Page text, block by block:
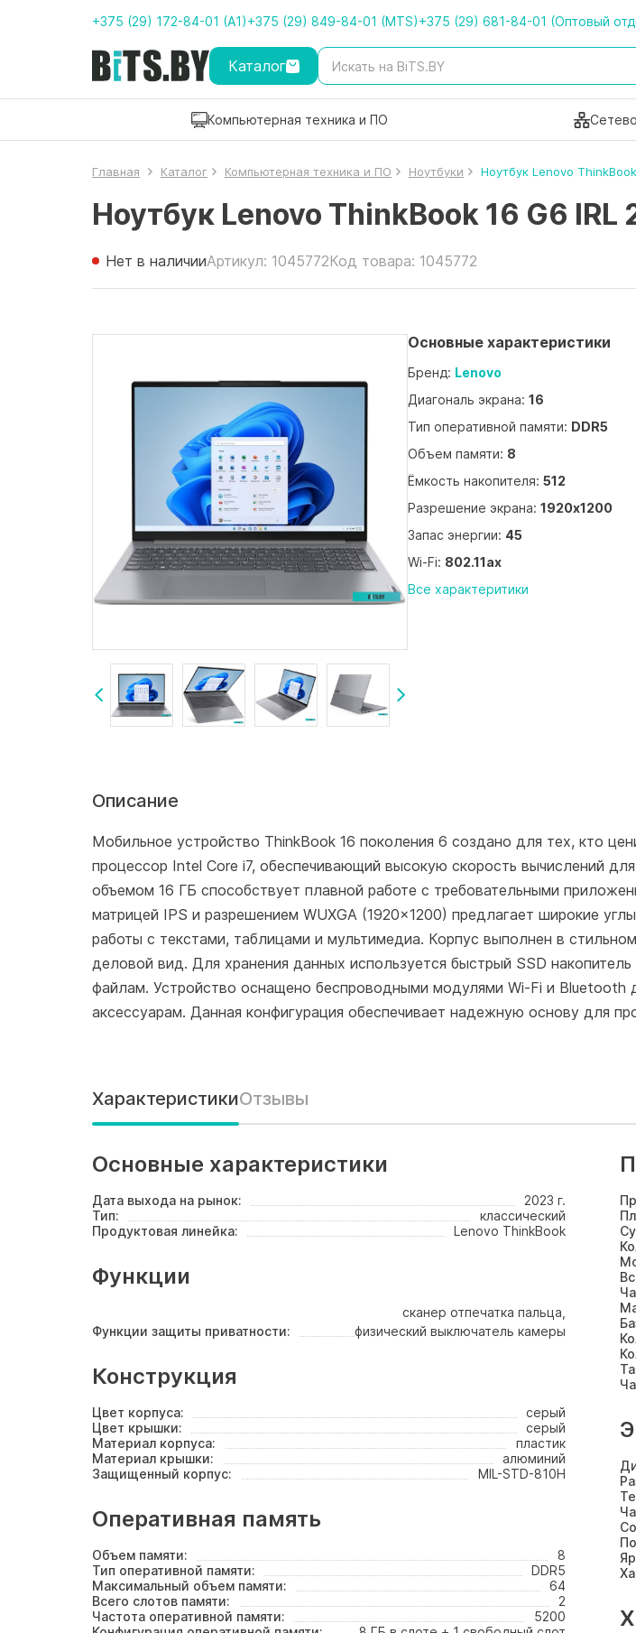
+375 (29) 172-84-01 (A1)+375 (29) 849-84-01 (MTS)+375 (29) 681-84-01 (Оптовый
Каталог
Компьютерная техника и ПО
Главная Каталог Компьютерная техника и ПО Ноутбуки Ноутбук Lenovo ThinkBook
Ноутбук Lenovo ThinkBook 16 G6 IRL
Нет в наличииАртикул: 1045772Код товара: 1045772
Основные характеристики
Бренд: Lenovo
Диагональ экрана: 16
Тип оперативной памяти: DDR5
Объем памяти: 8
Ёмкость накопителя: 512
Разрешение экрана: 1920x1200
Запас энергии: 45
Wi-Fi: 802.11ax
Все характеритики
Описание
Мобильное устройство ThinkBook 16 поколения 6 создано для тех, кто
процессор Intel Core i7, обеспечивающий высокую скорость вычислений
объемом 16 ГБ способствует плавной работе с требовательными
матрицей IPS и разрешением WUXGA (1920x1200) предлагает широкие
работы с текстами, таблицами и мультимедиа. Корпус выполнен в
деловой вид. Для хранения данных используется быстрый SSD
файлам. Устройство оснащено беспроводными модулями Wi-Fi и Bluetooth
аксессуарам. Данная конфигурация обеспечивает надежную основу для
ХарактеристикиОтзывы
Основные характеристики
Дата выхода на рынок:
2023 г.
Тип:
классический
Продуктовая линейка:
Lenovo ThinkBook
Функции
Функции защиты приватности:
сканер отпечатка пальца,
физический выключатель камеры
Конструкция
Цвет корпуса:
серый
Цвет крышки:
серый
Материал корпуса:
пластик
Материал крышки:
алюминий
Защищенный корпус:
MIL-STD-810H
Оперативная память
Объем памяти:
8
Тип оперативной памяти:
DDR5
Максимальный объем памяти:
64
Всего слотов памяти:
2
Частота оперативной памяти:
5200